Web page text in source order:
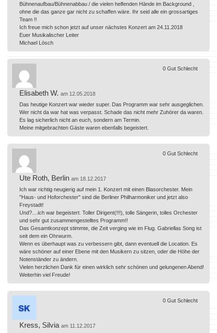
Bühnenaufbau/Bühnenabbau / die vielen helfenden Hände im Background ,
ohne die das ganze gar nicht zu schaffen wäre. Ihr seid alle ein grossartiges
Team !!
Ich freue mich schon jetzt auf unser nächstes Konzert am 24.11.2018
Euer Musikalischer Leiter
Michael Lösch
Elisabeth W. am 12.05.2018
Das heutige Konzert war wieder super. Das Programm war sehr ausgeglichen.
Wer nicht da war hat was verpasst. Schade das nicht mehr Zuhörer da waren.
Es lag sicherlich nicht an euch, sondern am Termin.
Meine mitgebrachten Gäste waren ebenfalls begeistert.
0 Gut Schlecht
Ute Roth, Berlin am 18.12.2017
Ich war richtig neugierig auf mein 1. Konzert mit einen Blasorchester. Mein
"Haus- und Hoforchester" sind die Berliner Philharmoniker und jetzt also
Freystadt!
Und?....ich war begeistert. Toller Dirigent(!!!), tolle Sängerin, tolles Orchester
und sehr gut zusammengestelltes Programm!!
Das Gesamtkonzept stimmte, die Zeit verging wie im Flug. Gabriellas Song ist
seit dem ein Ohrwurm.
Wenn es überhaupt was zu verbessern gibt, dann eventuell die Location. Es
wäre schöner auf einer Ebene mit den Musikern zu sitzen, oder die Höhe der
Notenständer zu ändern.
Vielen herzlichen Dank für einen wirklich sehr schönen und gelungenen Abend!
Weiterhin viel Freude!
0 Gut Schlecht
Kress, Silvia am 11.12.2017
0 Gut Schlecht